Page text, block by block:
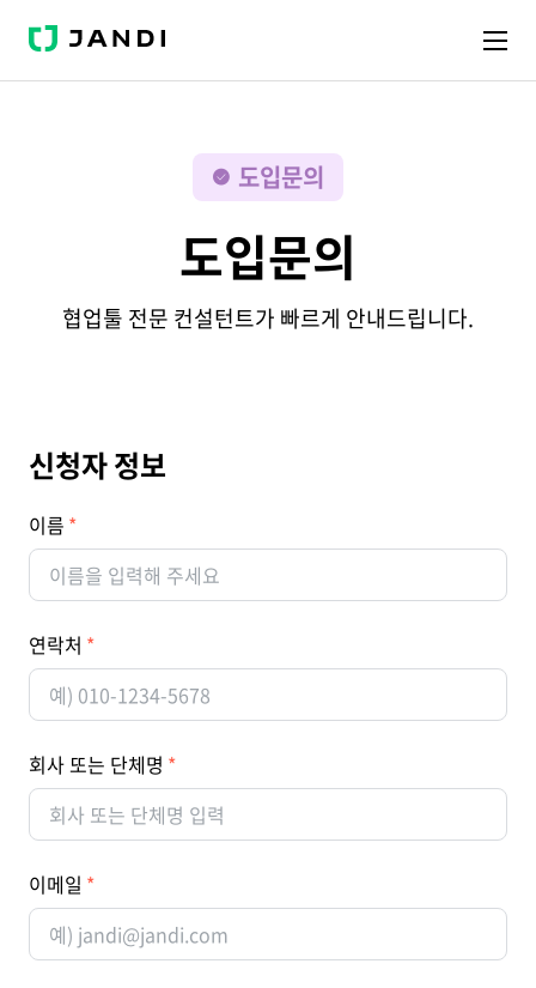
J
N
도입문의
도입문의
협업툴 전문 컨설턴트가 빠르게 안내드립니다.
신청자 정보
이름
연락처
회사 또는 단체명
이메일